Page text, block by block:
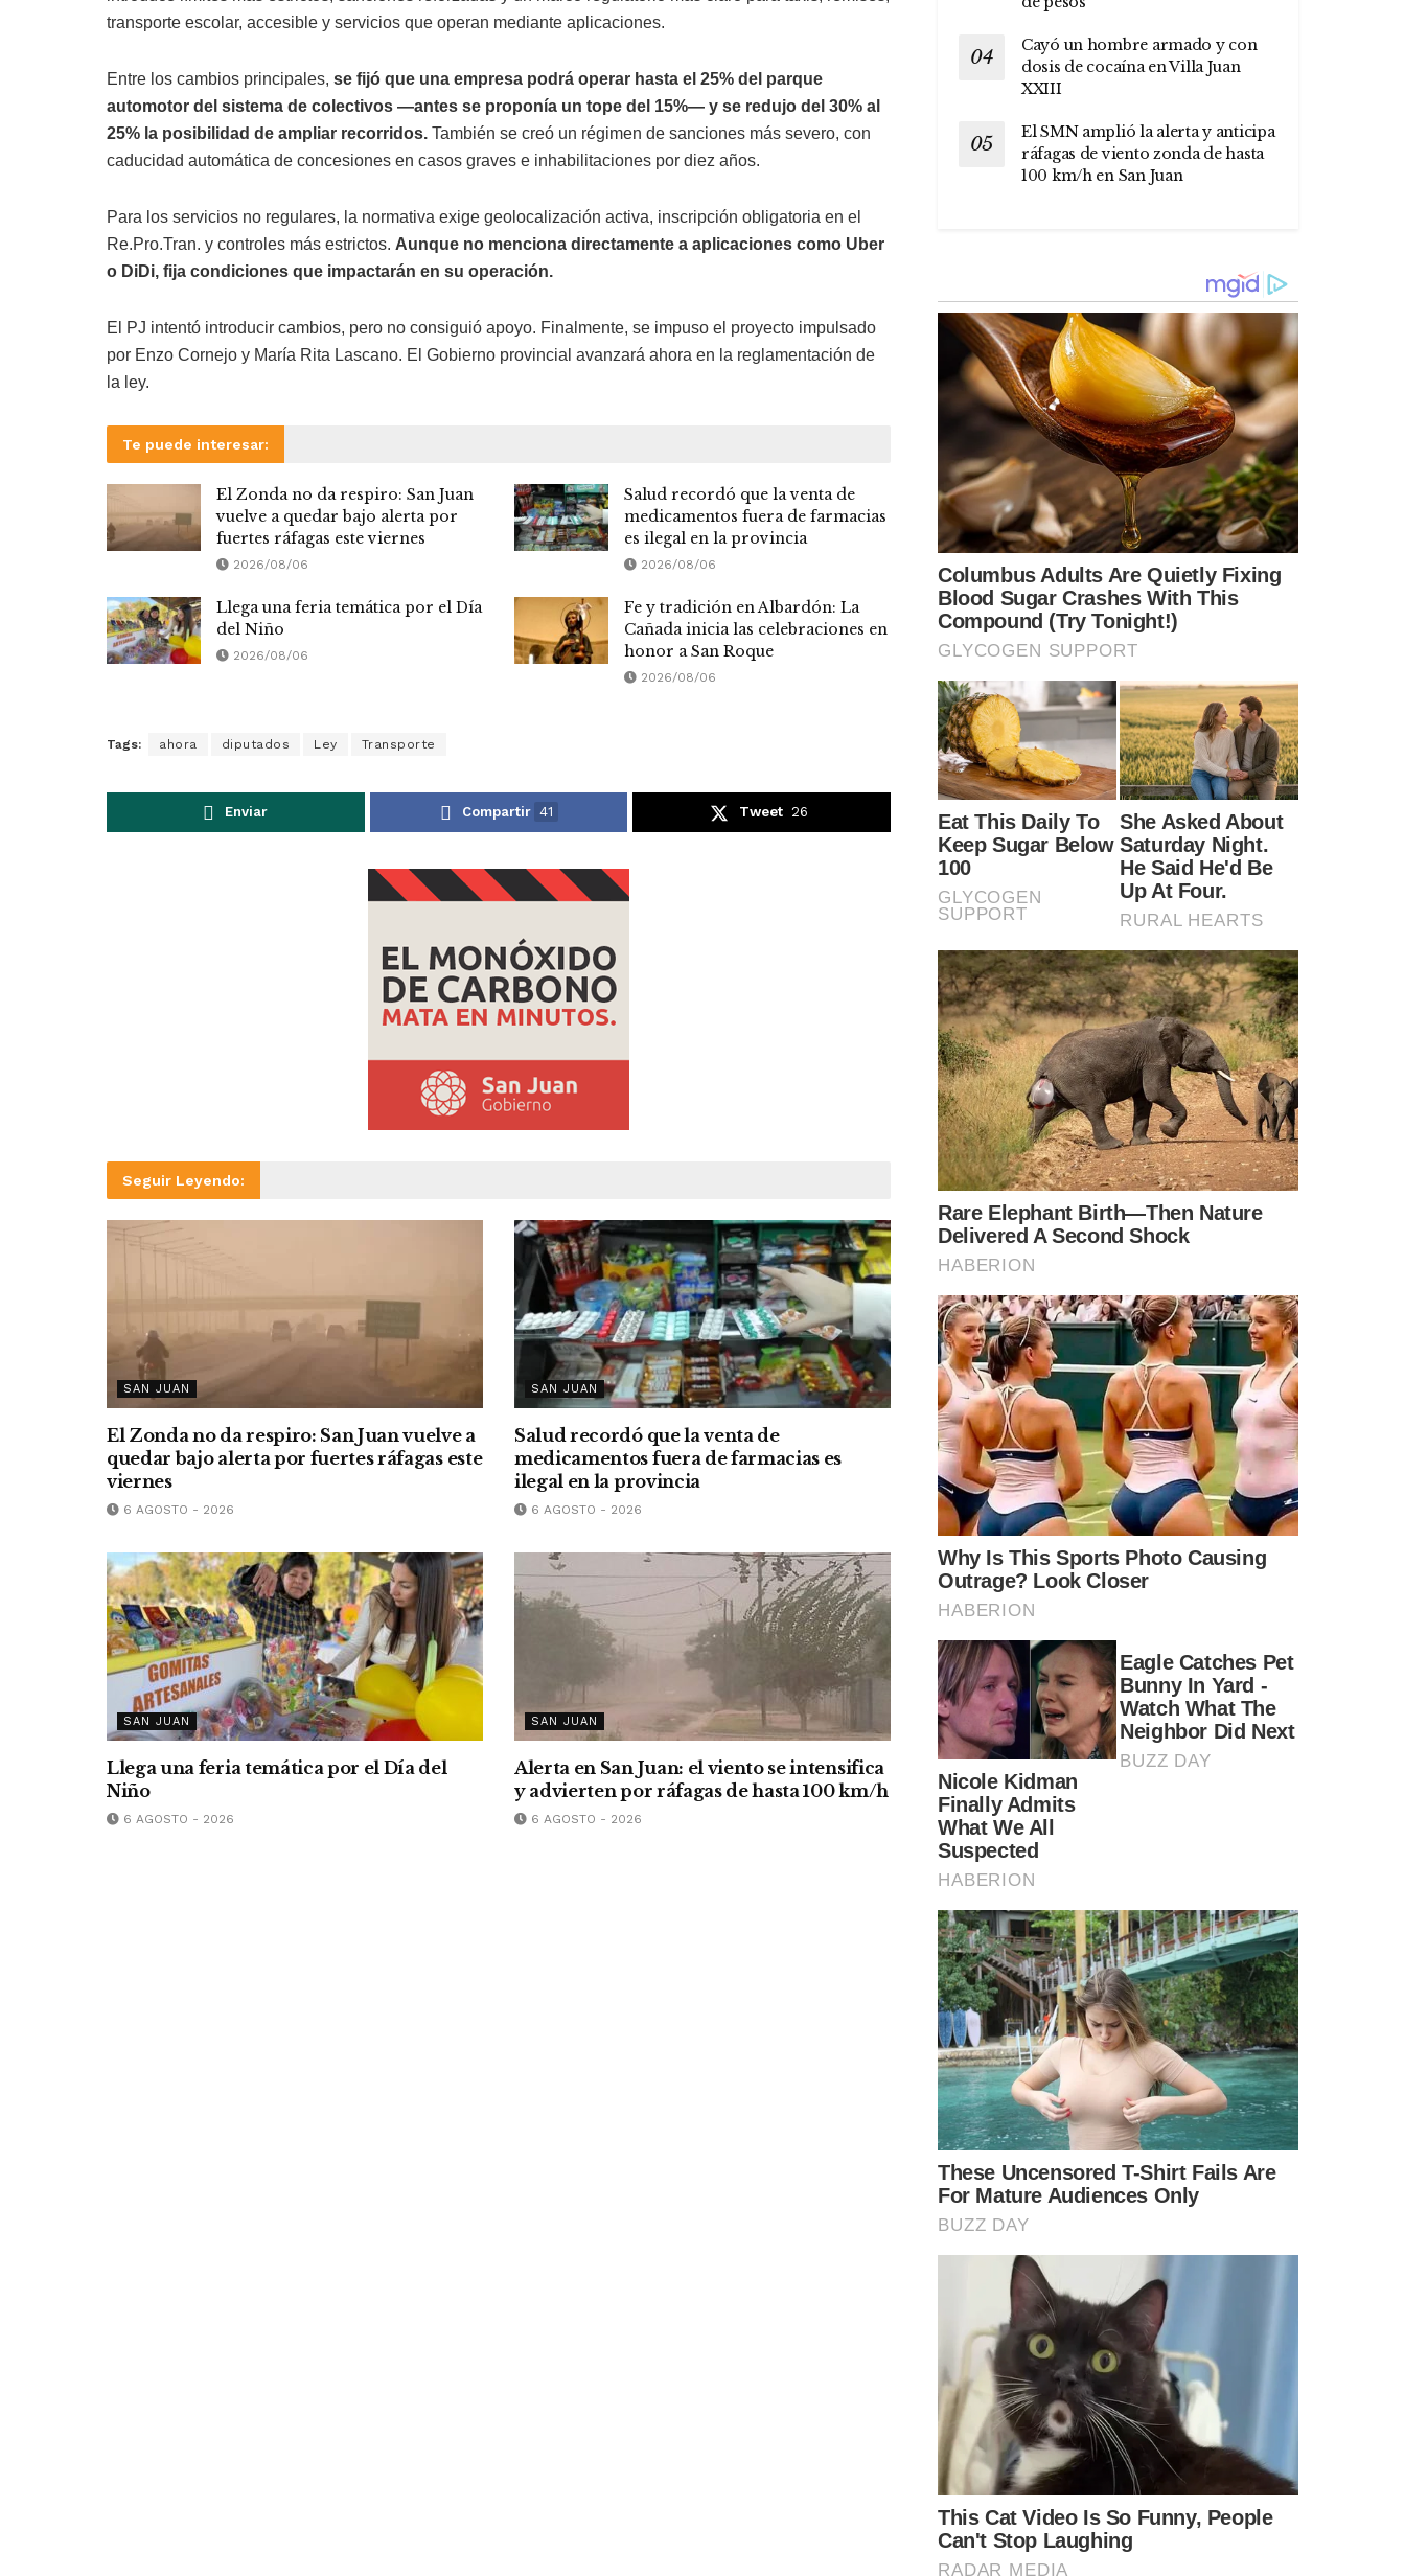
transporte escolar, accesible y servicios que operan mediante aplicaciones.
Entre los cambios principales, se fijó que una empresa podrá operar hasta el 25% del parque
automotor del sistema de colectivos —antes se proponía un tope del 15%— y se redujo del 30% al
25% la posibilidad de ampliar recorridos. También se creó un régimen de sanciones más severo, con
caducidad automática de concesiones en casos graves e inhabilitaciones por diez años.
Para los servicios no regulares, la normativa exige geolocalización activa, inscripción obligatoria en el
Re.Pro.Tran. y controles más estrictos. Aunque no menciona directamente a aplicaciones como Uber
o DiDi, fija condiciones que impactarán en su operación.
El PJ intentó introducir cambios, pero no consiguió apoyo. Finalmente, se impuso el proyecto impulsado
por Enzo Cornejo y María Rita Lascano. El Gobierno provincial avanzará ahora en la reglamentación de
la ley.
Te puede interesar:
El Zonda no da respiro: San Juan
vuelve a quedar bajo alerta por
fuertes ráfagas este viernes
2026/08/06
Salud recordó que la venta de
medicamentos fuera de farmacias
es ilegal en la provincia
2026/08/06
Llega una feria temática por el Día
del Niño
2026/08/06
Fe y tradición en Albardón: La
Cañada inicia las celebraciones en
honor a San Roque
2026/08/06
Tags: ahora diputados Ley Transporte
Enviar Compartir 41 Tweet 26
Seguir Leyendo:
SAN JUAN
El Zonda no da respiro: San Juan vuelve a
quedar bajo alerta por fuertes ráfagas este
viernes
6 AGOSTO - 2026
SAN JUAN
Salud recordó que la venta de
medicamentos fuera de farmacias es
ilegal en la provincia
6 AGOSTO - 2026
SAN JUAN
Llega una feria temática por el Día del
Niño
6 AGOSTO - 2026
SAN JUAN
Alerta en San Juan: el viento se intensifica
y advierten por ráfagas de hasta 100 km/h
6 AGOSTO - 2026
Cayó un hombre armado y con
dosis de cocaína en Villa Juan
XXIII
El SMN amplió la alerta y anticipa
ráfagas de viento zonda de hasta
100 km/h en San Juan